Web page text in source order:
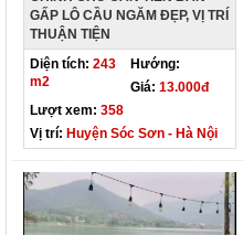
GẤP LÔ CẦU NGĂM ĐẸP, VỊ TRÍ
THUẬN TIỆN
Diện tích: 243
m2
Hướng:
Giá: 13.000đ
Lượt xem: 358
Vị trí: Huyện Sóc Sơn - Hà Nội